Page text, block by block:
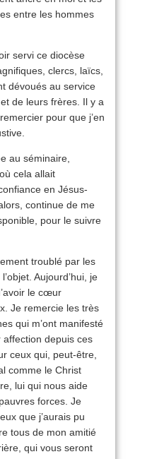
entre les hommes
servi ce diocèse
clercs, laïcs,
dévoués au service
de leurs frères. Il y a
pour que j’en
au séminaire,
cela allait
en Jésus-
continue de me
pour le suivre
troublé par les
Aujourd’hui, je
le cœur
Je remercie les très
qui m’ont manifesté
depuis ces
ceux qui, peut-être,
comme le Christ
lui qui nous aide
forces. Je
que j’aurais pu
tous de mon amitié
qui vous seront